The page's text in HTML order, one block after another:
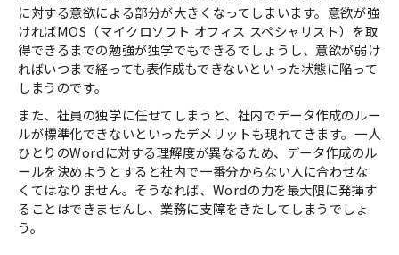
に対する意欲による部分が大きくなってしまいます。意欲が強
ければMOS（マイクロソフト オフィス スペシャリスト）を取
得できるまでの勉強が独学でもできるでしょうし、意欲が弱け
ればいつまで経っても表作成もできないといった状態に陥って
しまうのです。
また、社員の独学に任せてしまうと、社内でデータ作成のルー
ルが標準化できないといったデメリットも現れてきます。一人
ひとりのWordに対する理解度が異なるため、データ作成のル
ールを決めようとすると社内で一番分からない人に合わせな
くてはなりません。そうなれば、Wordの力を最大限に発揮す
ることはできませんし、業務に支障をきたしてしまうでしょ
う。